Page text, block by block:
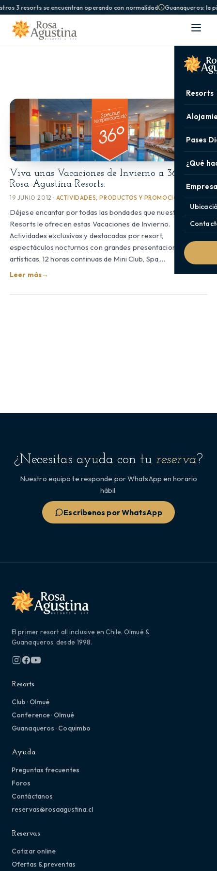
3 resorts se encuentran operando con normalidad Guanaqueros: la
Resorts
Pases
¿Qué
Viva unas Vacaciones de Invierno a 36º en
Rosa Agustina Resorts.
19 JUNIO 2012 · ACTIVIDADES ,PRODUCTOS Y PROMOCIONES
Déjese encantar por todas las bondades que nuestros
Resorts le ofrecen estas Vacaciones de Invierno.
Actividades exclusivas y destacadas por resort,
espectáculos nocturnos con grandes presentaciones
artísticas, 12 horas continuas de Mini Club, Spa,…
Leer más→
¿Necesitas ayuda con tu reserva?
Nuestro equipo te responde por WhatsApp en horario
hábil.
Escríbenos por WhatsApp
El primer resort all inclusive en Chile. Olmué &
Guanaqueros, desde 1998.
Resorts
Club · Olmué
Conference · Olmué
Guanaqueros · Coquimbo
Ayuda
Preguntas frecuentes
Foros
Contáctanos
reservas@rosaagustina.cl
Reservas
Cotizar online
Ofertas & preventas